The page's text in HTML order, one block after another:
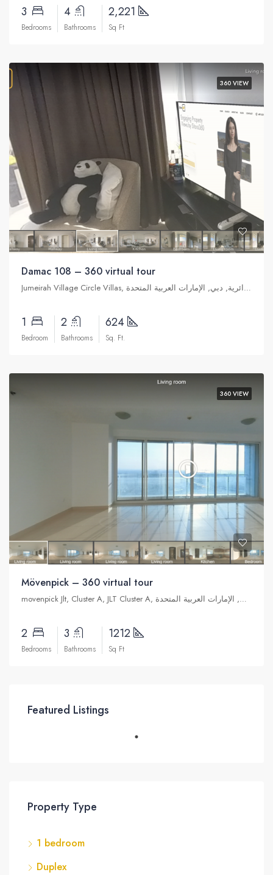
3
Bedrooms
4
Bathrooms
2,221
Sq Ft
360 VIEW
Damac 108 – 360 virtual tour
Jumeirah Village Circle Villas, قرية جميرا الدائرية, دبي, الإمارات العربية المتحدة
1
Bedroom
2
Bathrooms
624
Sq. Ft.
360 VIEW
Mövenpick – 360 virtual tour
movenpick Jlt, Cluster A, JLT Cluster A, تلال الإمارات, دبي, الإمارات العربية المتحدة
2
Bedrooms
3
Bathrooms
1212
Sq Ft
Featured Listings
Property Type
1 bedroom
Duplex